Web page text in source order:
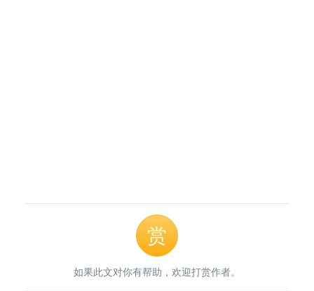
赏
如果此文对你有帮助，欢迎打赏作者。